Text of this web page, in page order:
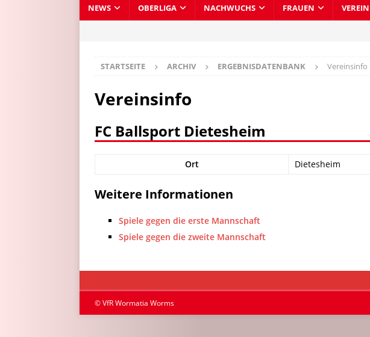
NEWS OBERLIGA NACHWUCHS FRAUEN VEREIN
STARTSEITE ARCHIV ERGEBNISDATENBANK Vereinsinfo
Vereinsinfo
FC Ballsport Dietesheim
Ort Dietesheim
Weitere Informationen
Spiele gegen die erste Mannschaft
Spiele gegen die zweite Mannschaft
© VfR Wormatia Worms